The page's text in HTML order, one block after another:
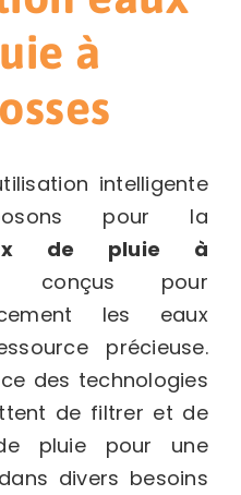
à
intelligente
pour la
de pluie à
pour
les eaux
précieuse.
des technologies
de filtrer et de
pluie pour une
divers besoins